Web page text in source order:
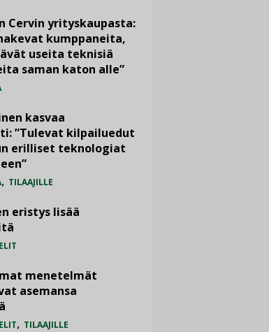
Cervin yrityskaupasta:
kumppaneita,
useita teknisiä
saman katon alle”
kasvaa
”Tulevat kilpailuedut
erilliset teknologiat
, TILAAJILLE
eristys lisää
menetelmät
asemansa
, TILAAJILLE